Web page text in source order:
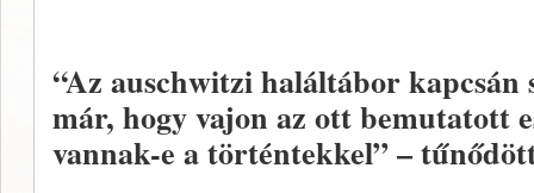
“Az auschwitzi haláltábor
már, hogy vajon az ott bemutatott
vannak-e a történtekkel” –